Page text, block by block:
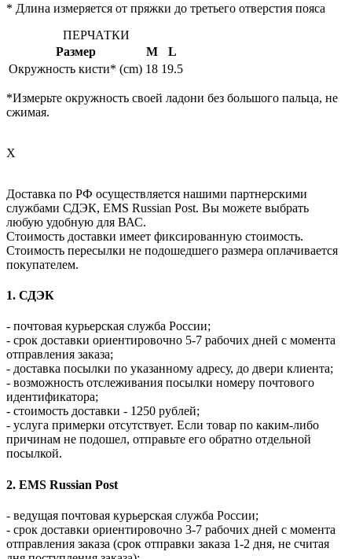
* Длина измеряется от пряжки до третьего отверстия пояса
ПЕРЧАТКИ
Размер
M
L
Окружность кисти* (cm) 18 19.5
*Измерьте окружность своей ладони без большого пальца, не
сжимая.
X
Доставка по РФ осуществляется нашими партнерскими
службами СДЭК, EMS Russian Post. Вы можете выбрать
любую удобную для ВАС.
Стоимость доставки имеет фиксированную стоимость.
Стоимость пересылки не подошедшего размера оплачивается
покупателем.
1. СДЭК
- почтовая курьерская служба России;
- срок доставки ориентировочно 5-7 рабочих дней с момента
отправления заказа;
- доставка посылки по указанному адресу, до двери клиента;
- возможность отслеживания посылки номеру почтового
идентификатора;
- стоимость доставки - 1250 рублей;
- услуга примерки отсутствует. Если товар по каким-либо
причинам не подошел, отправьте его обратно отдельной
посылкой.
2. EMS Russian Post
- ведущая почтовая курьерская служба России;
- срок доставки ориентировочно 3-7 рабочих дней с момента
отправления заказа (срок отправки заказа 1-2 дня, не считая